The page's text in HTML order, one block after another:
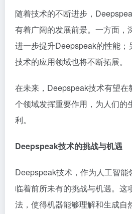
随着技术的不断进步，
有着广阔的发展前景。一方面，
进一步提升Deepspeak的性能
技术的应用领域也将不断拓展。
在未来，Deepspeak技术有望在
个领域发挥重要作用，为人们的
利。
Deepspeak技术的挑战与机遇
Deepspeak技术，作为人工智
临着前所未有的挑战与机遇。这
法，使得机器能够理解和生成自